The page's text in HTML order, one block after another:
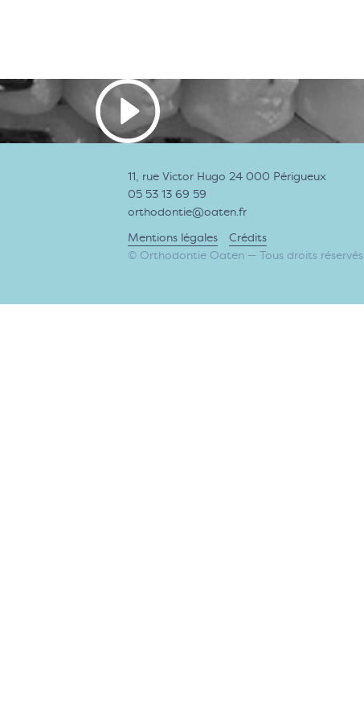
11, rue Victor Hugo 24 000 Périgueux
05 53 13 69 59
orthodontie@oaten.fr
Mentions légales
Crédits
© Orthodontie Oaten — Tous droits réservés